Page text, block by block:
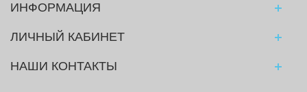
ИНФОРМАЦИЯ
ЛИЧНЫЙ КАБИНЕТ
НАШИ КОНТАКТЫ